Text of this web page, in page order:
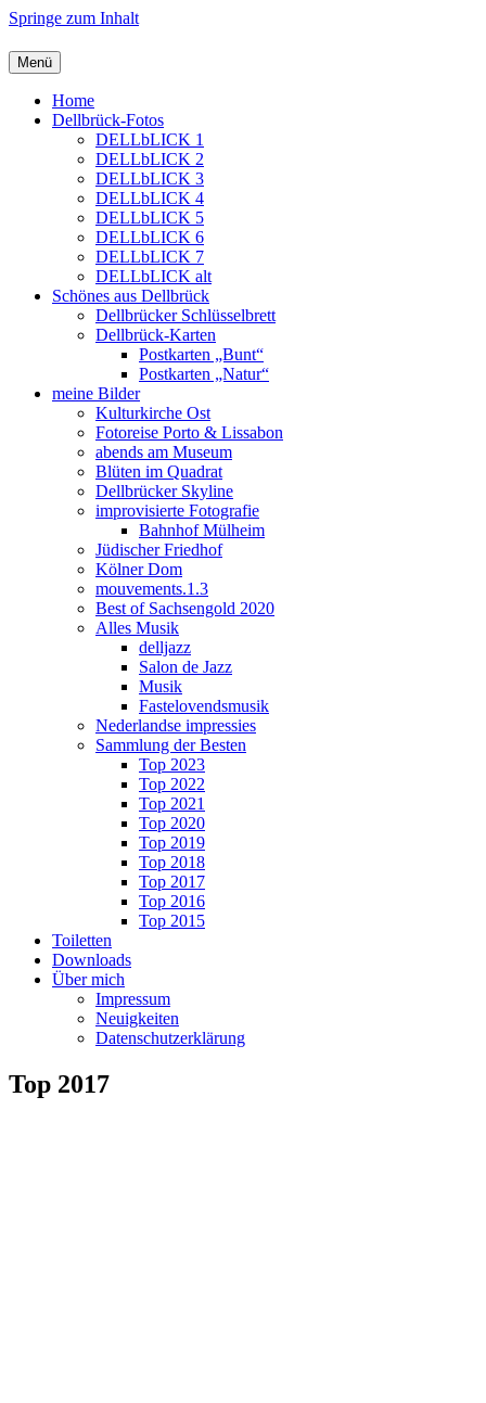
Springe zum Inhalt
Menü
Home
Dellbrück-Fotos
DELLbLICK 1
DELLbLICK 2
DELLbLICK 3
DELLbLICK 4
DELLbLICK 5
DELLbLICK 6
DELLbLICK 7
DELLbLICK alt
Schönes aus Dellbrück
Dellbrücker Schlüsselbrett
Dellbrück-Karten
Postkarten „Bunt“
Postkarten „Natur“
meine Bilder
Kulturkirche Ost
Fotoreise Porto & Lissabon
abends am Museum
Blüten im Quadrat
Dellbrücker Skyline
improvisierte Fotografie
Bahnhof Mülheim
Jüdischer Friedhof
Kölner Dom
mouvements.1.3
Best of Sachsengold 2020
Alles Musik
delljazz
Salon de Jazz
Musik
Fastelovendsmusik
Nederlandse impressies
Sammlung der Besten
Top 2023
Top 2022
Top 2021
Top 2020
Top 2019
Top 2018
Top 2017
Top 2016
Top 2015
Toiletten
Downloads
Über mich
Impressum
Neuigkeiten
Datenschutzerklärung
Top 2017